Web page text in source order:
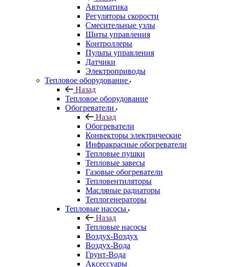
Автоматика
Регуляторы скорости
Смесительные узлы
Щиты управления
Контроллеры
Пульты управления
Датчики
Электроприводы
Тепловое оборудование
Назад
Тепловое оборудование
Обогреватели
Назад
Обогреватели
Конвекторы электрические
Инфракрасные обогреватели
Тепловые пушки
Тепловые завесы
Газовые обогреватели
Тепловентиляторы
Масляные радиаторы
Теплогенераторы
Тепловые насосы
Назад
Тепловые насосы
Воздух-Воздух
Воздух-Вода
Грунт-Вода
Аксессуары